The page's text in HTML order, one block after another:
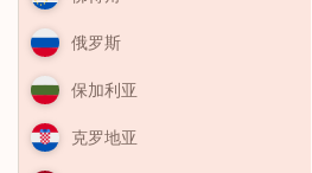
俄罗斯
保加利亚
克罗地亚